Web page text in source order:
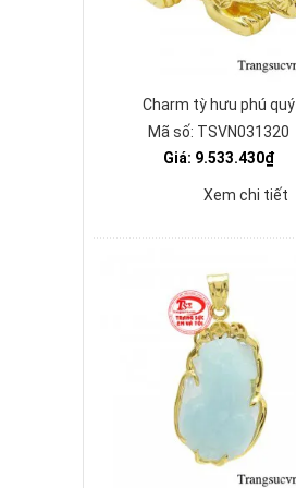
Charm tỳ hưu phú quý
Mã số: TSVN031320
Giá: 9.533.430₫
Xem chi tiết